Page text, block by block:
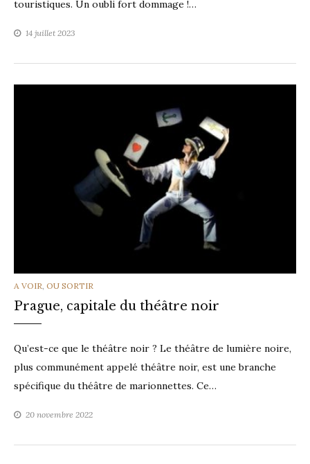
touristiques. Un oubli fort dommage !…
14 juillet 2023
CATEGORIES
A VOIR OU SORTIR
Prague, capitale du théâtre noir
Qu’est-ce que le théâtre noir ? Le théâtre de lumière noire,
plus communément appelé théâtre noir, est une branche
spécifique du théâtre de marionnettes. Ce…
20 novembre 2022